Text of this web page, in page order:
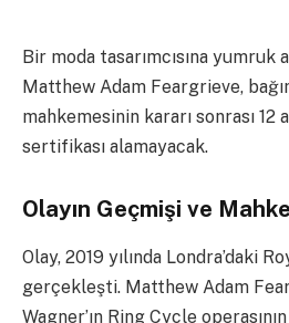
Bir moda tasarımcısına yumruk
Matthew Adam Feargrieve,
mahkemesinin kararı sonrası 12
sertifikası alamayacak.
Olayın Geçmişi ve
Olay, 2019 yılında Londra’daki
gerçekleşti. Matthew Adam
Wagner’ın Ring Cycle